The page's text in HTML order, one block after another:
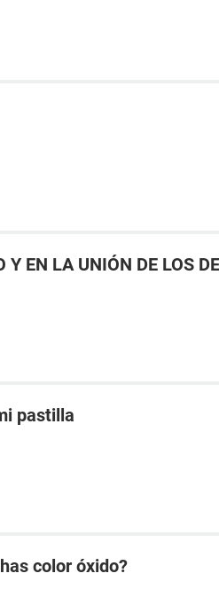
EN LA UNIÓN DE LOS
pastilla
color óxido?